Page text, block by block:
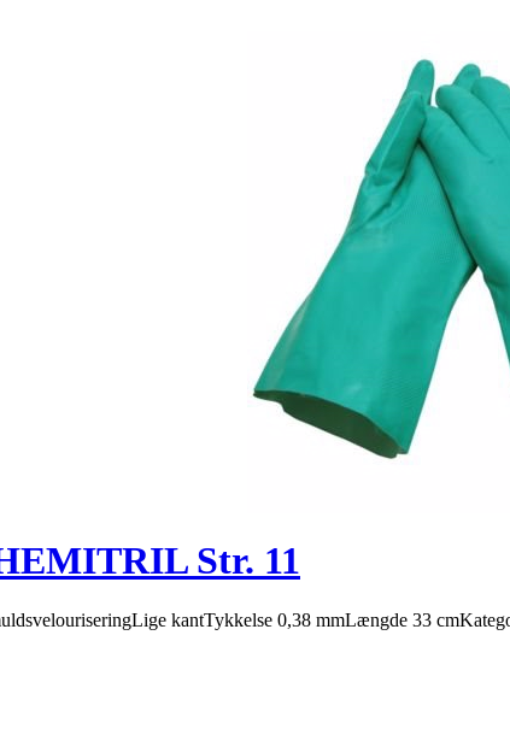
Str. 11
kantTykkelse 0,38 mmLængde 33